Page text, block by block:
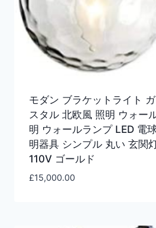
モダン ブラケットライト
スタル 北欧風 照明 ウォー
明 ウォールランプ LED 電
明器具 シンプル 丸い 玄関
110V ゴールド
£15,000.00